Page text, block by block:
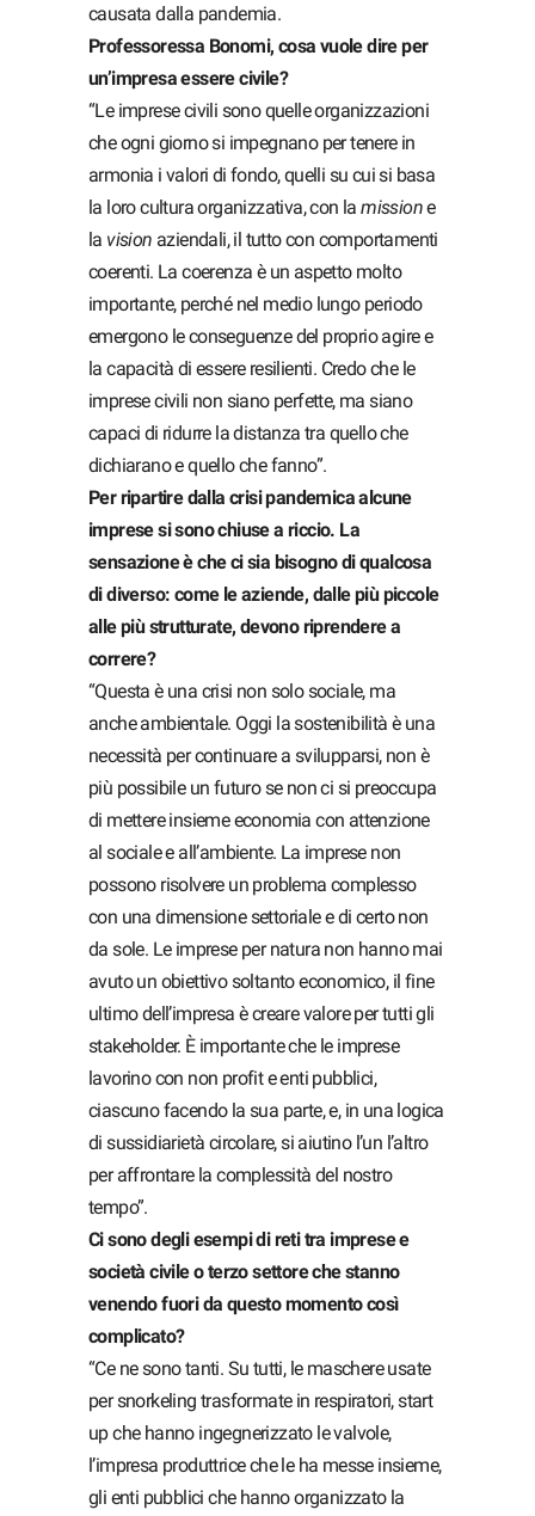
causata dalla pandemia.
Professoressa Bonomi, cosa vuole dire per
un’impresa essere civile?
“Le imprese civili sono quelle organizzazioni
che ogni giorno si impegnano per tenere in
armonia i valori di fondo, quelli su cui si basa
la loro cultura organizzativa, con lamissione
la vision aziendali, il tutto con comportamenti
coerenti. La coerenza è un aspetto molto
importante, perché nel medio lungo periodo
emergono le conseguenze del proprio agire e
la capacità di essere resilienti. Credo che le
imprese civili non siano perfette, ma siano
capaci di ridurre la distanza tra quello che
dichiarano e quello che fanno”.
Per ripartire dalla crisi pandemica alcune
imprese si sono chiuse a riccio. La
sensazione è che ci sia bisogno di qualcosa
di diverso: come le aziende, dalle più piccole
alle più strutturate, devono riprendere a
correre?
“Questa è una crisi non solo sociale, ma
anche ambientale. Oggi la sostenibilità è una
necessità per continuare a svilupparsi, non è
più possibile un futuro se non ci si preoccupa
di mettere insieme economia con attenzione
al sociale e all’ambiente. La imprese non
possono risolvere un problema complesso
con una dimensione settoriale e di certo non
da sole. Le imprese per natura non hanno mai
avuto un obiettivo soltanto economico, il fine
ultimo dell’impresa è creare valore per tutti gli
stakeholder. È importante che le imprese
lavorino con non profit e enti pubblici,
ciascuno facendo la sua parte, e, in una logica
di sussidiarietà circolare, si aiutino l’un l’altro
per affrontare la complessità del nostro
tempo”.
Ci sono degli esempi di reti tra imprese e
società civile o terzo settore che stanno
venendo fuori da questo momento così
complicato?
“Ce ne sono tanti. Su tutti, le maschere usate
per snorkeling trasformate in respiratori, start
up che hanno ingegnerizzato le valvole,
l’impresa produttrice che le ha messe insieme,
gli enti pubblici che hanno organizzato la